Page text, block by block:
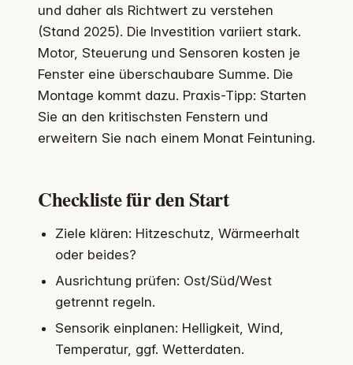
und daher als Richtwert zu verstehen
(Stand 2025). Die Investition variiert stark.
Motor, Steuerung und Sensoren kosten je
Fenster eine überschaubare Summe. Die
Montage kommt dazu. Praxis-Tipp: Starten
Sie an den kritischsten Fenstern und
erweitern Sie nach einem Monat Feintuning.
Checkliste für den Start
Ziele klären: Hitzeschutz, Wärmeerhalt
oder beides?
Ausrichtung prüfen: Ost/Süd/West
getrennt regeln.
Sensorik einplanen: Helligkeit, Wind,
Temperatur, ggf. Wetterdaten.